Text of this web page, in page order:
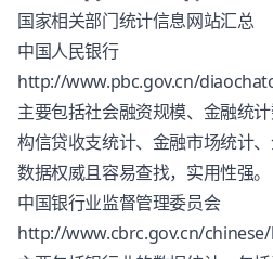
国家相关部门统计信息网站汇总
中国人民银行
http://www.pbc.gov.cn/
主要包括社会融资规模、金融统
构信贷收支统计、金融市场统计
数据权威且容易查找，实用性强。
中国银行业监督管理委员会
http://www.cbrc.gov.cn/